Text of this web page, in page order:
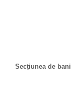
Secțiunea de bani